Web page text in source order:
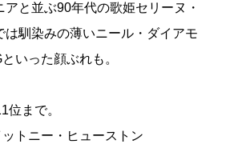
アと並ぶ90年代の歌姫セリーヌ・
は馴染みの薄いニール・ダイアモ
いった顔ぶれも。
位まで。
トニー・ヒューストン